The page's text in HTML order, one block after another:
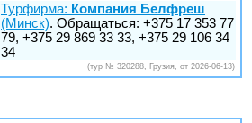
Турфирма: Компания Белфреш
(Минск). Обращаться: +375 17 353 77
79, +375 29 869 33 33, +375 29 106 34
34
(тур № 320288, Грузия, от 2026-06-13)